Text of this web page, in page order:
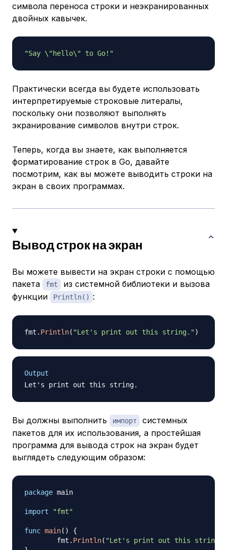
символа переноса строки и неэкранированных
двойных кавычек.
"Say \"hello\" to Go!"
Практически всегда вы будете использовать
интерпретируемые строковые литералы,
поскольку они позволяют выполнять
экранирование символов внутри строк.
Теперь, когда вы знаете, как выполняется
форматирование строк в Go, давайте
посмотрим, как вы можете выводить строки на
экран в своих программах.
Вывод строк на экран
Вы можете вывести на экран строки с помощью
пакета
fmt
из системной библиотеки и вызова
функции
Println() :
fmt . Println( "Let's print out this string.")
Output
Вы должны выполнить импорт
системных
пакетов для их использования, а простейшая
программа для вывода строк на экран будет
выглядеть следующим образом:
package main
import "fmt"
func main( )
{
	fmt
. Println( "Let's print out this string."